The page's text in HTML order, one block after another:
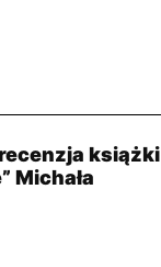
książki
Michała